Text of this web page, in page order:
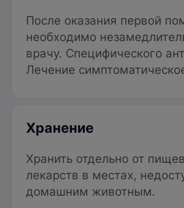
После оказания первой
необходимо
врачу. Специфического
Лечение
Хранение
Хранить отдельно от
лекарств в местах,
домашним животным.